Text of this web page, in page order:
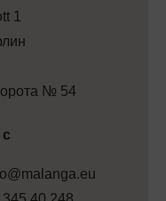
1
№ 54